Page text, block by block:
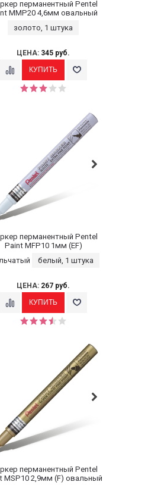
перманентный Pentel
MMP20 4,6мм овальный
золото, 1 штука
ЦЕНА: 345 руб.
перманентный Pentel
Paint MFP10 1мм (EF)
белый, 1 штука
ЦЕНА: 267 руб.
перманентный Pentel
MSP10 2,9мм (F) овальный